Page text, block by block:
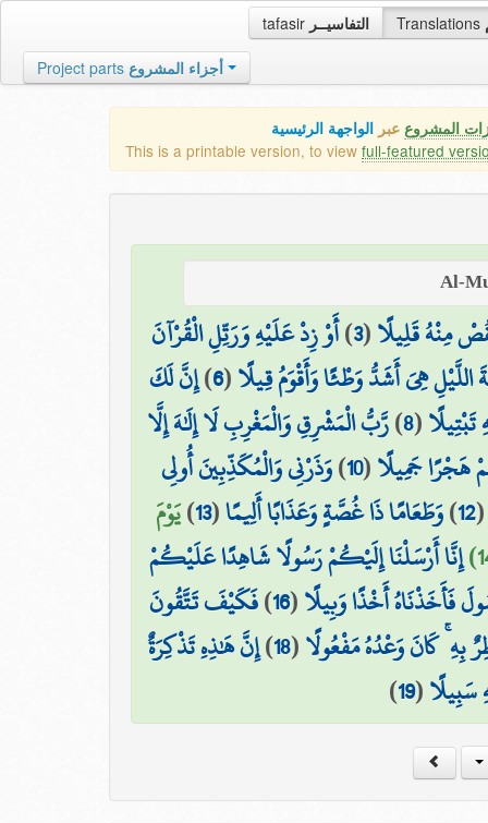
tafasir التفاسيــر Translations
Project parts أجزاء المشروع
المشروع عبر الواجهة الرئيسية
This is a printable version, to view full-featured
مِنْهُ قَلِيلًا(
3
)أَوْ زِدْ عَلَيْهِ وَرَتِّلِ الْقُرْآنَ
اللَّيْلِ هِيَ أَشَدُّ وَطْئًا وَأَقْوَمُ قِيلًا(
6
)إِنَّ لَكَ
(
8
)رَّبُّ الْمَشْرِقِ وَالْمَغْرِبِ لَا إِلَٰهَ إِلَّا
هَجْرًا جَمِيلًا(
10
)وَذَرْنِي وَالْمُكَذِّبِينَ أُولِي
12
)وَطَعَامًا ذَا غُصَّةٍ وَعَذَابًا أَلِيمًا(
13
)يَوْمَ
إِنَّا أَرْسَلْنَا إِلَيْكُمْ رَسُولًا شَاهِدًا عَلَيْكُمْ
فَأَخَذْنَاهُ أَخْذًا وَبِيلًا(
16
)فَكَيْفَ تَتَّقُونَ
بِهِ ۚ كَانَ وَعْدُهُ مَفْعُولًا(
18
)إِنَّ هَٰذِهِ تَذْكِرَةٌ
سَبِيلًا(
19
)